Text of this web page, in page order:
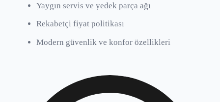
Yaygın servis ve yedek parça ağı
Rekabetçi fiyat politikası
Modern güvenlik ve konfor özellikleri